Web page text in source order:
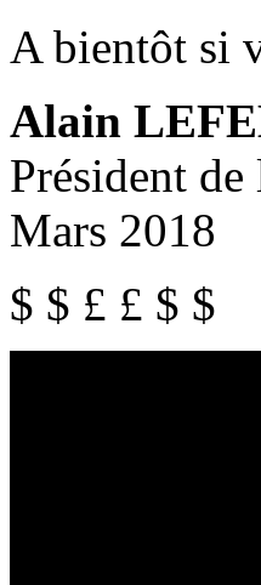
A bientôt si
Alain
Président de
Mars 2018
$ $ £ £ $ $